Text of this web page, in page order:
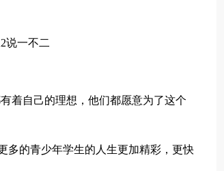
说一不二
着自己的理想，他们都愿意为了这个
多的青少年学生的人生更加精彩，更快